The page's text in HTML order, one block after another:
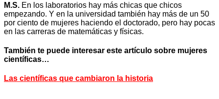
M.S. En los laboratorios hay más chicas que chicos
empezando. Y en la universidad también hay más de un 50
por ciento de mujeres haciendo el doctorado, pero hay pocas
en las carreras de matemáticas y físicas.
También te puede interesar este artículo sobre mujeres
científicas…
Las científicas que cambiaron la historia